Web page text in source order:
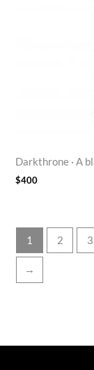
Darkthrone · A
$400
1 2 3
→